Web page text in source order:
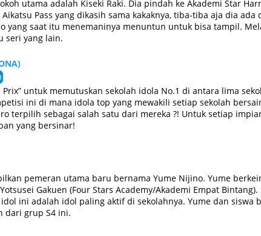
utama adalah Kiseki Raki. Dia pindah ke Akademi Star
Pass yang dikasih sama kakaknya, tiba-tiba aja dia
yang saat itu menemaninya menuntun untuk bisa tampil.
seri yang lain.
Prix” untuk memutuskan sekolah idola No.1 di antara lima
ini di mana idola top yang mewakili setiap sekolah
terpilih sebagai salah satu dari mereka ?! Untuk setiap
yang bersinar!
pemeran utama baru bernama Yume Nijino. Yume
Gakuen (Four Stars Academy/Akademi Empat
ini adalah idol paling aktif di sekolahnya. Yume dan siswa
dari grup S4 ini.